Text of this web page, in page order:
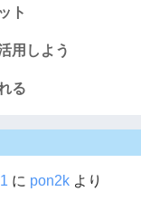
ト
用しよう
る
に pon2k より